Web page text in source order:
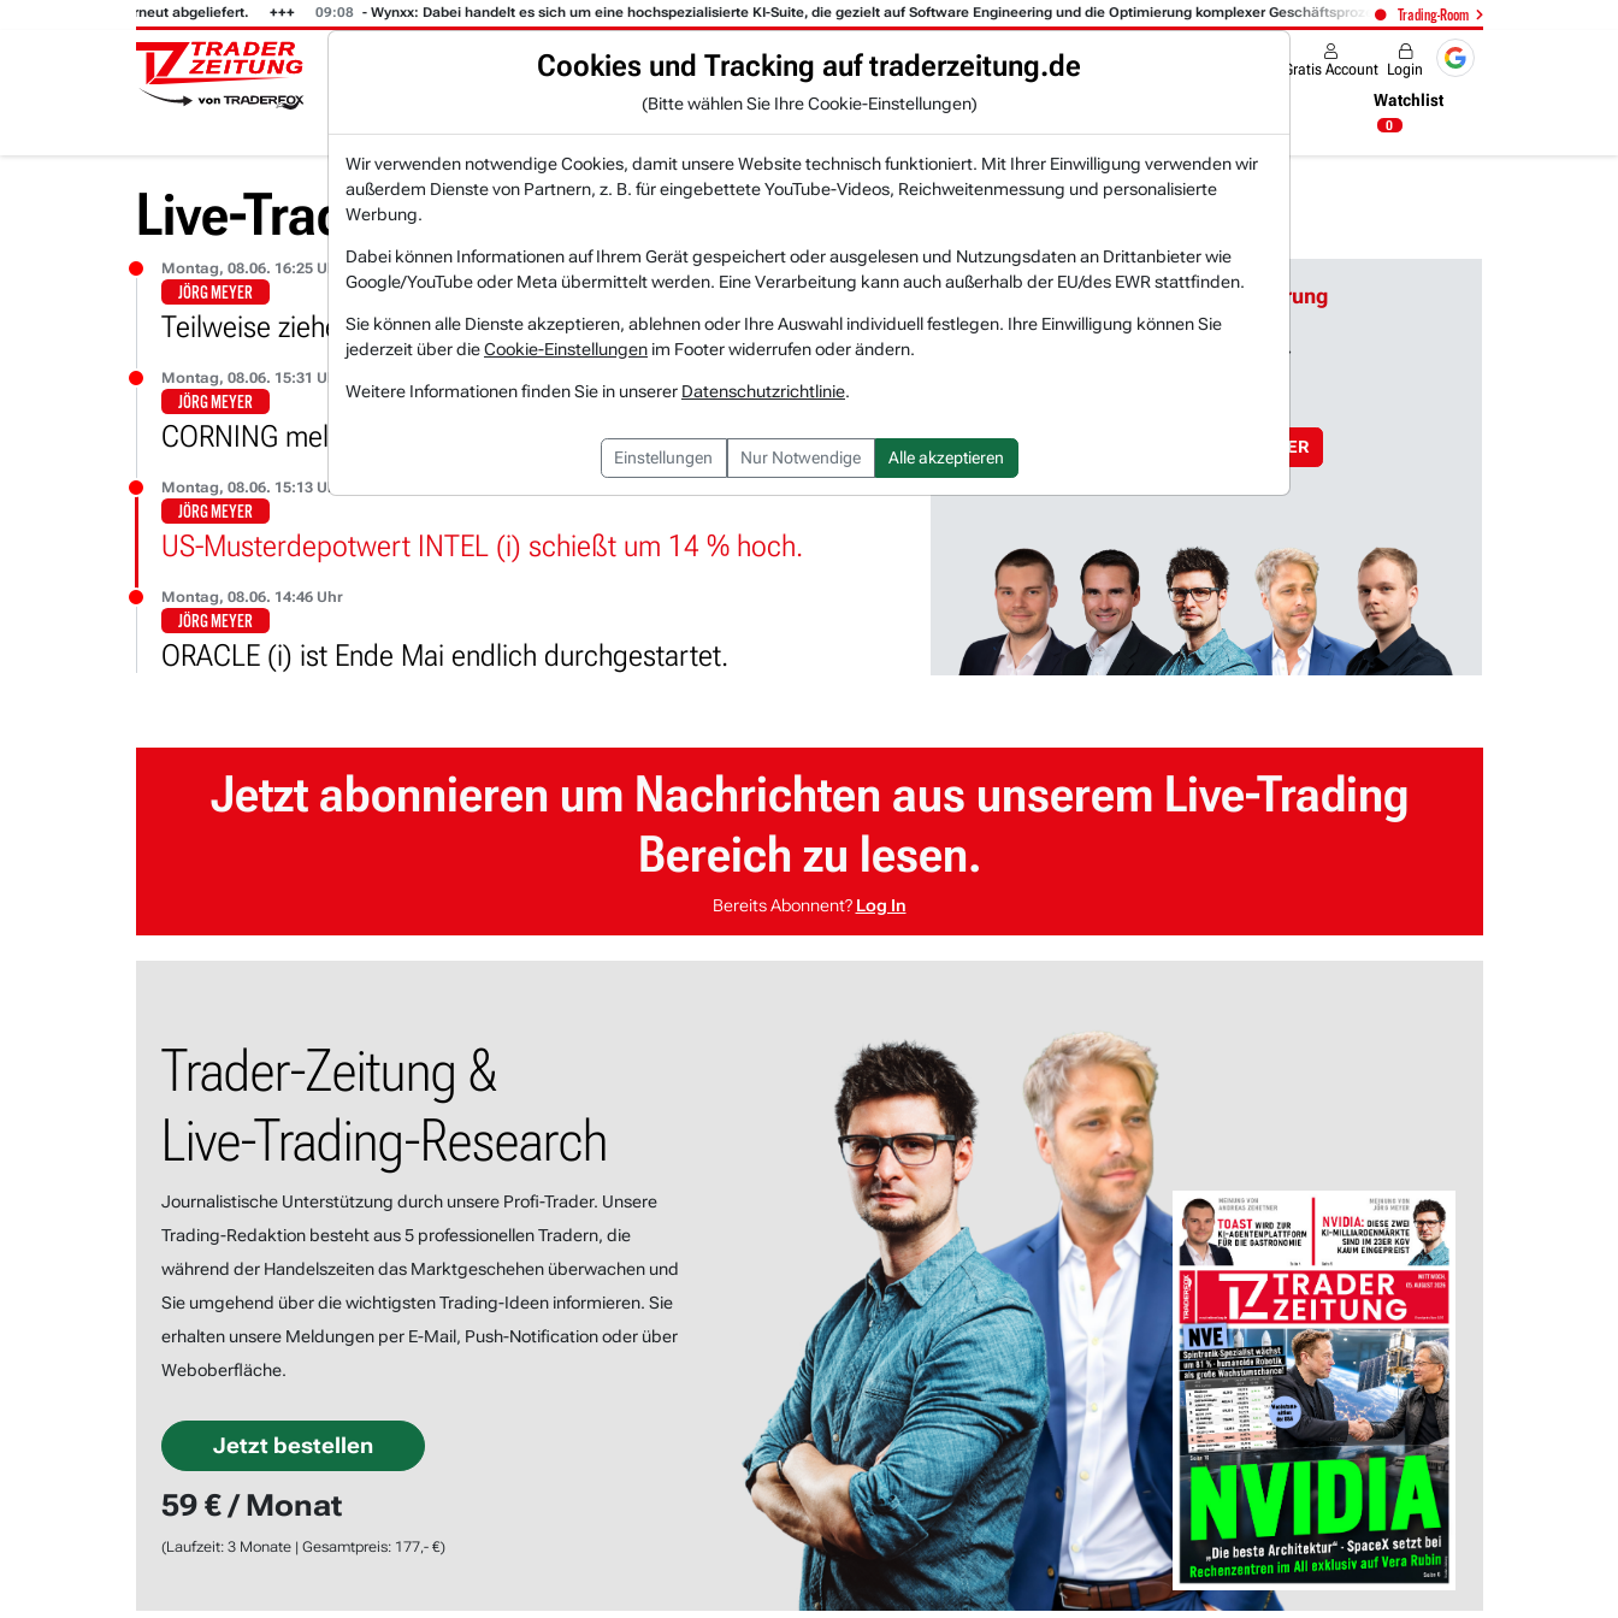
Trading-Room
(i) hat heute erneut abgeliefert. 09:08 - Wynxx: Dabei handelt es sich um eine hochspezialisierte KI-Suite, die gezielt auf Software Engineering und die Optimierung komplexer Geschäftsprozesse ausgerichtet ist.
Gratis Account Login
KI-Agenten NEU Zeitung Rankings & Trends Watchlist
0
Live-Trading-Research
Montag, 08.06. 16:25 Uhr
JÖRG MEYER
Teilweise ziehen die KI-Infrastruktur-Aktien an.
Montag, 08.06. 15:31 Uhr
JÖRG MEYER
CORNING meldet noch einen schönen Deal mit AMAZON (i)
Montag, 08.06. 15:13 Uhr
JÖRG MEYER
US-Musterdepotwert INTEL (i) schießt um 14 % hoch.
Montag, 08.06. 14:46 Uhr
JÖRG MEYER
ORACLE (i) ist Ende Mai endlich durchgestartet.
Echtzeit-Kommentierung
der Aktienmärkte
LIVE-TRADING-TICKER
Jetzt abonnieren um Nachrichten aus unserem Live-Trading
Bereich zu lesen.
Bereits Abonnent? Log In
Trader-Zeitung &
Live-Trading-Research
Journalistische Unterstützung durch unsere Profi-Trader. Unsere
Trading-Redaktion besteht aus 5 professionellen Tradern, die
während der Handelszeiten das Marktgeschehen überwachen und
Sie umgehend über die wichtigsten Trading-Ideen informieren. Sie
erhalten unsere Meldungen per E-Mail, Push-Notification oder über
Weboberfläche.
Jetzt bestellen
59 € / Monat
(Laufzeit: 3 Monate | Gesamtpreis: 177,- €)
Cookies und Tracking auf traderzeitung.de
(Bitte wählen Sie Ihre Cookie-Einstellungen)
Wir verwenden notwendige Cookies, damit unsere Website technisch funktioniert. Mit Ihrer Einwilligung verwenden wir
außerdem Dienste von Partnern, z. B. für eingebettete YouTube-Videos, Reichweitenmessung und personalisierte
Werbung.
Dabei können Informationen auf Ihrem Gerät gespeichert oder ausgelesen und Nutzungsdaten an Drittanbieter wie
Google/YouTube oder Meta übermittelt werden. Eine Verarbeitung kann auch außerhalb der EU/des EWR stattfinden.
Sie können alle Dienste akzeptieren, ablehnen oder Ihre Auswahl individuell festlegen. Ihre Einwilligung können Sie
jederzeit über dieCookie-Einstellungen im Footer widerrufen oder ändern.
Weitere Informationen finden Sie in unserer Datenschutzrichtlinie.
Einstellungen Nur Notwendige Alle akzeptieren